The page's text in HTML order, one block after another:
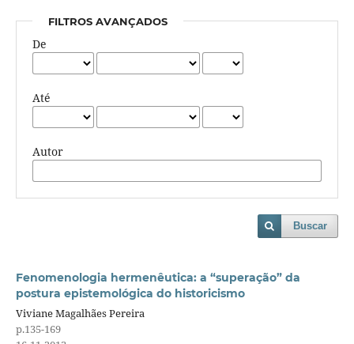
FILTROS AVANÇADOS
De
Até
Autor
Buscar
Fenomenologia hermenêutica: a “superação” da
postura epistemológica do historicismo
Viviane Magalhães Pereira
p.135-169